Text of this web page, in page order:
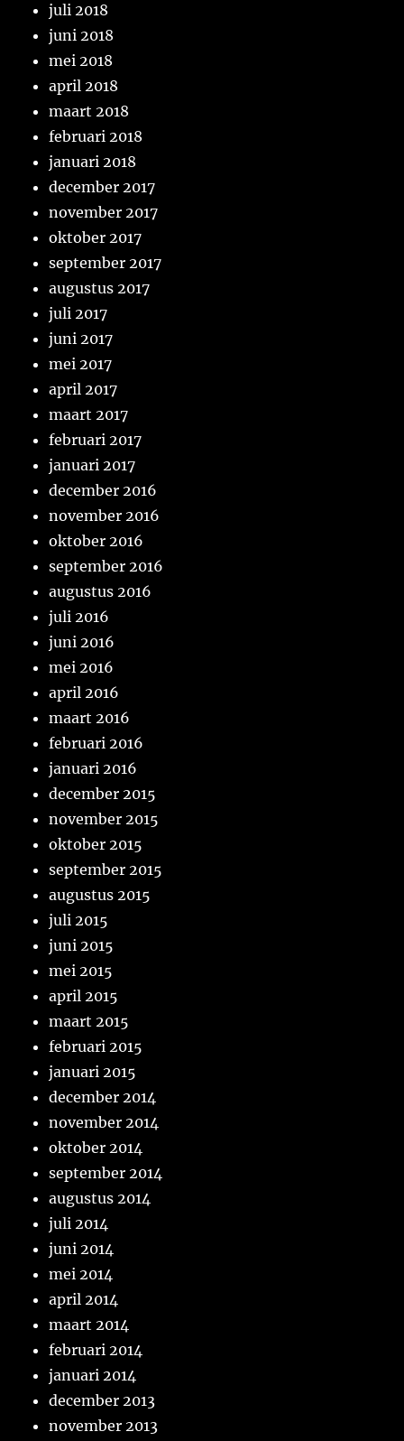
juli 2018
juni 2018
mei 2018
april 2018
maart 2018
februari 2018
januari 2018
december 2017
november 2017
oktober 2017
september 2017
augustus 2017
juli 2017
juni 2017
mei 2017
april 2017
maart 2017
februari 2017
januari 2017
december 2016
november 2016
oktober 2016
september 2016
augustus 2016
juli 2016
juni 2016
mei 2016
april 2016
maart 2016
februari 2016
januari 2016
december 2015
november 2015
oktober 2015
september 2015
augustus 2015
juli 2015
juni 2015
mei 2015
april 2015
maart 2015
februari 2015
januari 2015
december 2014
november 2014
oktober 2014
september 2014
augustus 2014
juli 2014
juni 2014
mei 2014
april 2014
maart 2014
februari 2014
januari 2014
december 2013
november 2013